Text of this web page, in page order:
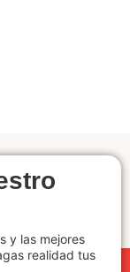
y las mejores
realidad tus